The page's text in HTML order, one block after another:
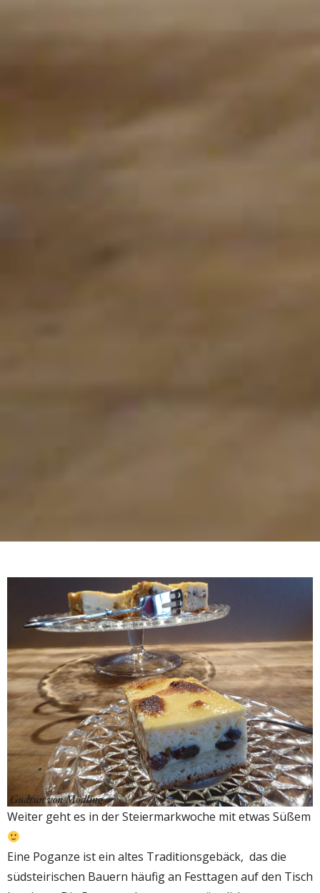
Weiter geht es in der Steiermarkwoche mit etwas Süßem
Eine Poganze ist ein altes Traditionsgebäck, das die
südsteirischen Bauern häufig an Festtagen auf den Tisch